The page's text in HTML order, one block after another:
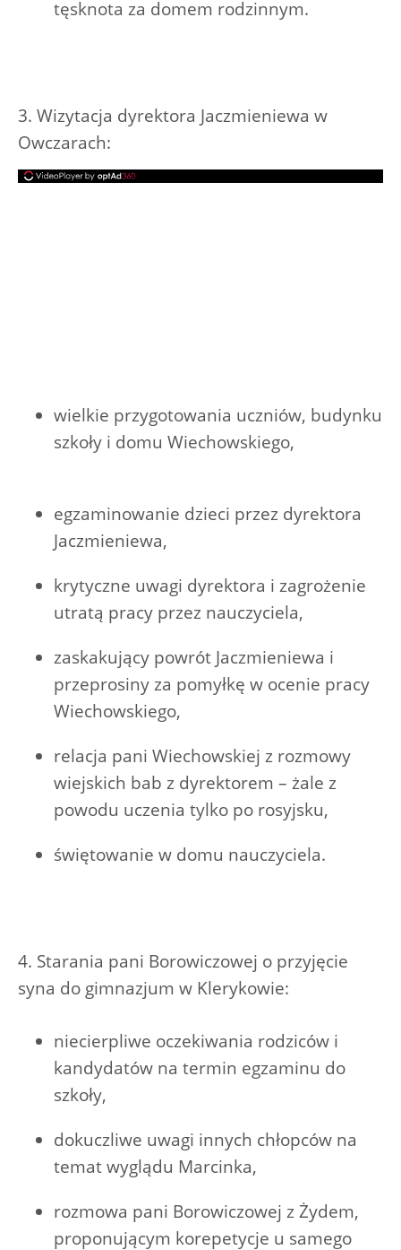
tęsknota za domem rodzinnym.
3. Wizytacja dyrektora Jaczmieniewa w
Owczarach:
wielkie przygotowania uczniów, budynku
szkoły i domu Wiechowskiego,
egzaminowanie dzieci przez dyrektora
Jaczmieniewa,
krytyczne uwagi dyrektora i zagrożenie
utratą pracy przez nauczyciela,
zaskakujący powrót Jaczmieniewa i
przeprosiny za pomyłkę w ocenie pracy
Wiechowskiego,
relacja pani Wiechowskiej z rozmowy
wiejskich bab z dyrektorem – żale z
powodu uczenia tylko po rosyjsku,
świętowanie w domu nauczyciela.
4. Starania pani Borowiczowej o przyjęcie
syna do gimnazjum w Klerykowie:
niecierpliwe oczekiwania rodziców i
kandydatów na termin egzaminu do
szkoły,
dokuczliwe uwagi innych chłopców na
temat wyglądu Marcinka,
rozmowa pani Borowiczowej z Żydem,
proponującym korepetycje u samego